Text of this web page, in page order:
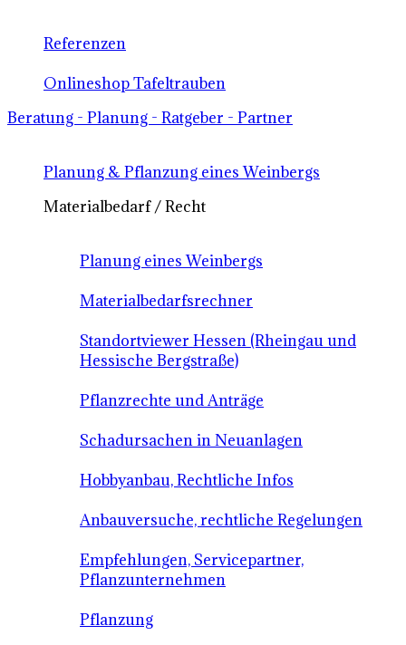
Referenzen
Onlineshop Tafeltrauben
Beratung - Planung - Ratgeber - Partner
Planung & Pflanzung eines Weinbergs
Materialbedarf / Recht
Planung eines Weinbergs
Materialbedarfsrechner
Standortviewer Hessen (Rheingau und
Hessische Bergstraße)
Pflanzrechte und Anträge
Schadursachen in Neuanlagen
Hobbyanbau, Rechtliche Infos
Anbauversuche, rechtliche Regelungen
Empfehlungen, Servicepartner,
Pflanzunternehmen
Pflanzung